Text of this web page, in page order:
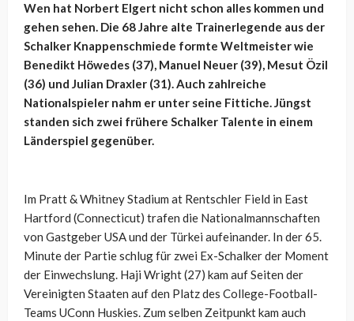
Wen hat Norbert Elgert nicht schon alles kommen und
gehen sehen. Die 68 Jahre alte Trainerlegende aus der
Schalker Knappenschmiede formte Weltmeister wie
Benedikt Höwedes (37), Manuel Neuer (39), Mesut Özil
(36) und Julian Draxler (31). Auch zahlreiche
Nationalspieler nahm er unter seine Fittiche. Jüngst
standen sich zwei frühere Schalker Talente in einem
Länderspiel gegenüber.
Im Pratt & Whitney Stadium at Rentschler Field in East
Hartford (Connecticut) trafen die Nationalmannschaften
von Gastgeber USA und der Türkei aufeinander. In der 65.
Minute der Partie schlug für zwei Ex-Schalker der Moment
der Einwechslung. Haji Wright (27) kam auf Seiten der
Vereinigten Staaten auf den Platz des College-Football-
Teams UConn Huskies. Zum selben Zeitpunkt kam auch